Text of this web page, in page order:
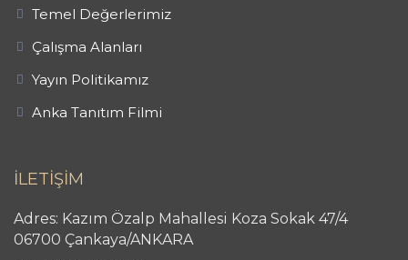
Temel Değerlerimiz
Çalışma Alanları
Yayın Politikamız
Anka Tanıtım Filmi
İLETİŞİM
Adres: Kazım Özalp Mahallesi Koza Sokak 47/4
06700 Çankaya/ANKARA